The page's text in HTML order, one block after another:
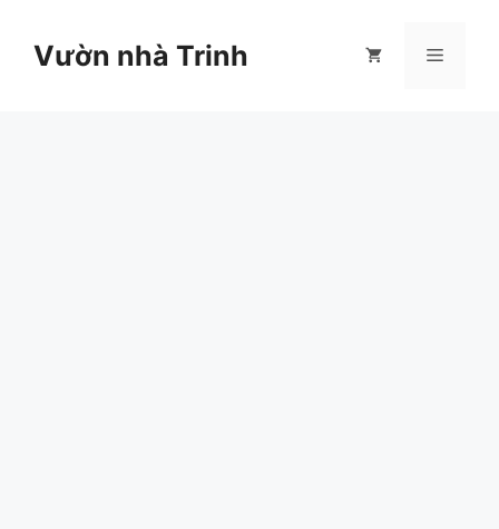
Vườn nhà Trinh Menu